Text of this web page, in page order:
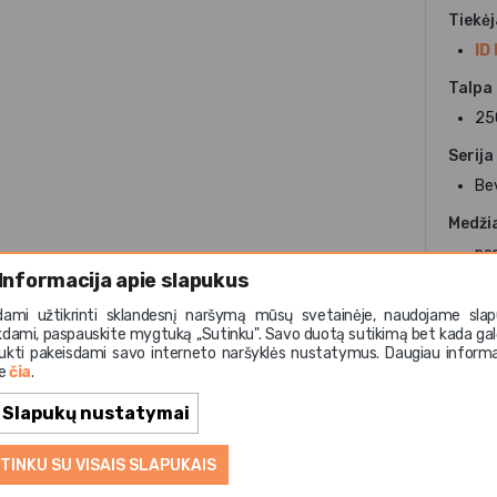
Informacija apie slapukus
užtikrinti sklandesnį naršymą mūsų svetainėje, naudojame
paspauskite mygtuką ,,Sutinku". Savo duotą sutikimą bet kada
pakeisdami savo interneto naršyklės nustatymus. Daugiau
čia.
Slapukų nustatymai
SU VISAIS SLAPUKAIS
Talpa
Serija